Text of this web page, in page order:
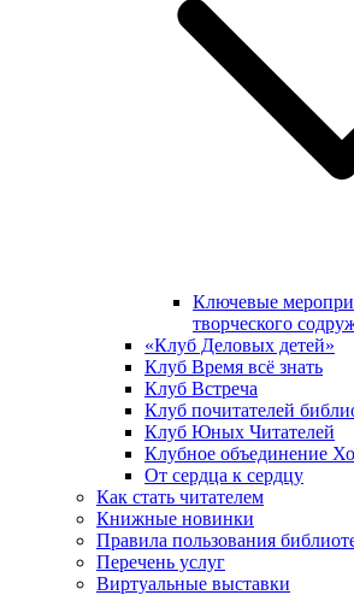
Ключевые
творческого
«Клуб Деловых детей»
Клуб Время всё знать
Клуб Встреча
Клуб почитателей
Клуб Юных Читателей
Клубное объединение
От сердца к сердцу
Как стать читателем
Книжные новинки
Правила пользования
Перечень услуг
Виртуальные выставки